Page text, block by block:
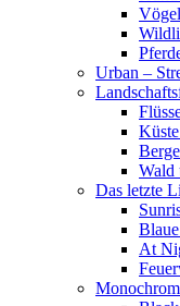
Vögel
Urban –
Wald
Das letzte
At